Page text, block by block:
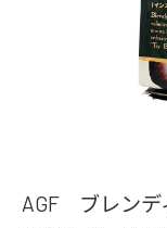
AGF ブレン